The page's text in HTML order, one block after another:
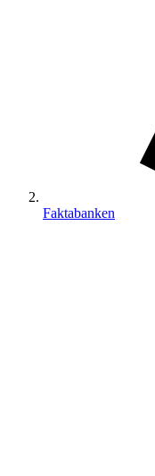
Faktabanken